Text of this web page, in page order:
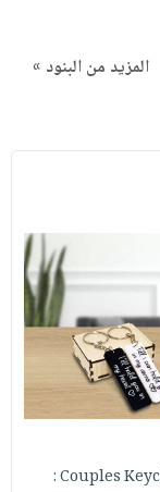
المزيد من البنود »
Couples